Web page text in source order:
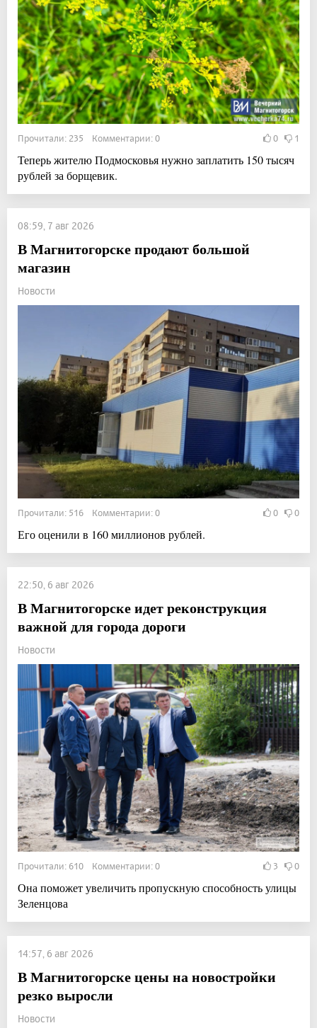
Прочитали: 235 Комментарии: 0 0 1
Теперь жителю Подмосковья нужно заплатить 150 тысяч
рублей за борщевик.
08:59, 7 авг 2026
В Магнитогорске продают большой
магазин
Новости
Прочитали: 516 Комментарии: 0 0 0
Его оценили в 160 миллионов рублей.
22:50, 6 авг 2026
В Магнитогорске идет реконструкция
важной для города дороги
Новости
Прочитали: 610 Комментарии: 0 3 0
Она поможет увеличить пропускную способность улицы
Зеленцова
14:57, 6 авг 2026
В Магнитогорске цены на новостройки
резко выросли
Новости